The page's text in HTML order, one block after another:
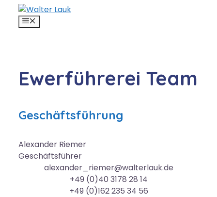
Zum
Inhalt
Ewerführerei Team
Geschäftsführung
Alexander Riemer
Geschäftsführer
alexander_riemer@walterlauk.de
+49 (0)40 3178 28 14
+49 (0)162 235 34 56